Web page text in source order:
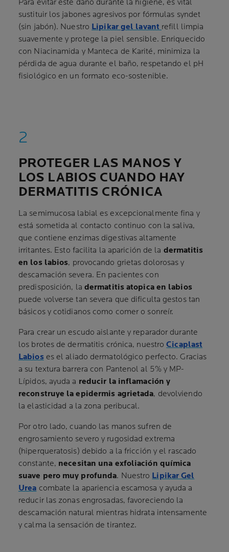
Para evitar este daño durante la higiene, es vital
sustituir los jabones agresivos por fórmulas syndet
(sin jabón). Nuestro Lipikar gel lavant refill limpia
suavemente y protege la piel sensible. Enriquecido
con Niacinamida y Manteca de Karité, minimiza la
pérdida de agua durante el baño, respetando el pH
fisiológico en un formato eco-sostenible.
PROTEGER LAS MANOS Y
LOS LABIOS CUANDO HAY
DERMATITIS CRÓNICA
La semimucosa labial es excepcionalmente fina y
está sometida al contacto continuo con la saliva,
que contiene enzimas digestivas altamente
irritantes. Esto facilita la aparición de la dermatitis
en los labios, provocando grietas dolorosas y
descamación severa. En pacientes con
predisposición, la dermatitis atopica en labios
puede volverse tan severa que dificulta gestos tan
básicos y cotidianos como comer o sonreír.
Para crear un escudo aislante y reparador durante
los brotes de dermatitis crónica, nuestro Cicaplast
Labioses el aliado dermatológico perfecto. Gracias
a su textura barrera con Pantenol al 5% y MP-
Lípidos, ayuda a reducir la inflamación y
reconstruye la epidermis agrietada, devolviendo
la elasticidad a la zona peribucal.
Por otro lado, cuando las manos sufren de
engrosamiento severo y rugosidad extrema
(hiperqueratosis) debido a la fricción y el rascado
constante, necesitan una exfoliación química
suave pero muy profunda. Nuestro Lipikar Gel
Urea combate la apariencia escamosa y ayuda a
reducir las zonas engrosadas, favoreciendo la
descamación natural mientras hidrata intensamente
y calma la sensación de tirantez.